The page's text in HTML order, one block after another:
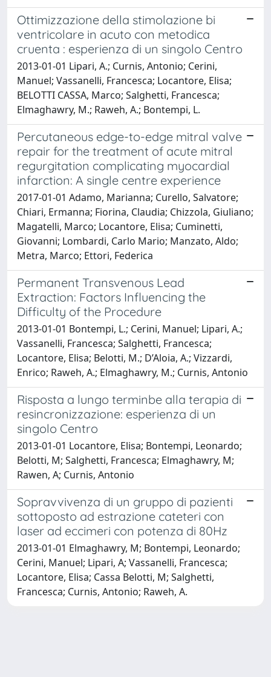
Ottimizzazione della stimolazione bi
ventricolare in acuto con metodica
cruenta : esperienza di un singolo Centro
2013-01-01 Lipari, A.; Curnis, Antonio; Cerini,
Manuel; Vassanelli, Francesca; Locantore, Elisa;
BELOTTI CASSA, Marco; Salghetti, Francesca;
Elmaghawry, M.; Raweh, A.; Bontempi, L.
Percutaneous edge-to-edge mitral valve
repair for the treatment of acute mitral
regurgitation complicating myocardial
infarction: A single centre experience
2017-01-01 Adamo, Marianna; Curello, Salvatore;
Chiari, Ermanna; Fiorina, Claudia; Chizzola, Giuliano;
Magatelli, Marco; Locantore, Elisa; Cuminetti,
Giovanni; Lombardi, Carlo Mario; Manzato, Aldo;
Metra, Marco; Ettori, Federica
Permanent Transvenous Lead
Extraction: Factors Influencing the
Difficulty of the Procedure
2013-01-01 Bontempi, L.; Cerini, Manuel; Lipari, A.;
Vassanelli, Francesca; Salghetti, Francesca;
Locantore, Elisa; Belotti, M.; D’Aloia, A.; Vizzardi,
Enrico; Raweh, A.; Elmaghawry, M.; Curnis, Antonio
Risposta a lungo terminbe alla terapia di
resincronizzazione: esperienza di un
singolo Centro
2013-01-01 Locantore, Elisa; Bontempi, Leonardo;
Belotti, M; Salghetti, Francesca; Elmaghawry, M;
Rawen, A; Curnis, Antonio
Sopravvivenza di un gruppo di pazienti
sottoposto ad estrazione cateteri con
laser ad eccimeri con potenza di 80Hz
2013-01-01 Elmaghawry, M; Bontempi, Leonardo;
Cerini, Manuel; Lipari, A; Vassanelli, Francesca;
Locantore, Elisa; Cassa Belotti, M; Salghetti,
Francesca; Curnis, Antonio; Raweh, A.